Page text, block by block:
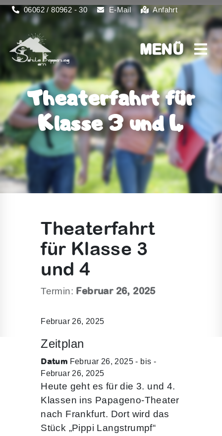
06062 / 80962 - 30 E-Mail Anfahrt
MENÜ
MENÜ
Theaterfahrt für
Klasse 3 und 4
Theaterfahrt
für Klasse 3
und 4
Termin: Februar 26, 2025
Februar 26, 2025
Zeitplan
Datum Februar 26, 2025 - bis -
Februar 26, 2025
Heute geht es für die 3. und 4.
Klassen ins Papageno-Theater
nach Frankfurt. Dort wird das
Stück „Pippi Langstrumpf“